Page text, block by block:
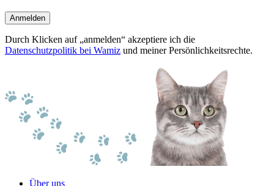
Anmelden
Durch Klicken auf „anmelden“ akzeptiere ich die
Datenschutzpolitik bei Wamiz und meiner Persönlichkeitsrechte.
Über uns